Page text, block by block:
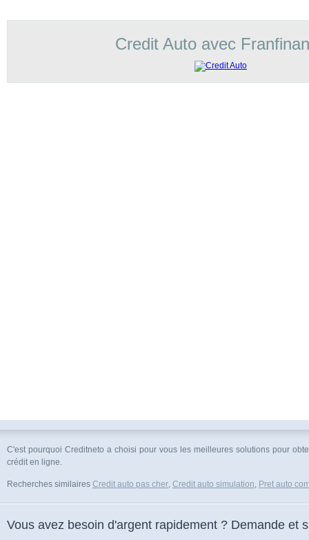
Credit Auto avec
C'est pourquoi Creditneto a choisi pour vous les meilleures solutions pour
crédit en ligne.
Recherches similaires Credit auto pas cher, Credit auto simulation, Pret auto
Vous avez besoin d'argent rapidement ? Demande et